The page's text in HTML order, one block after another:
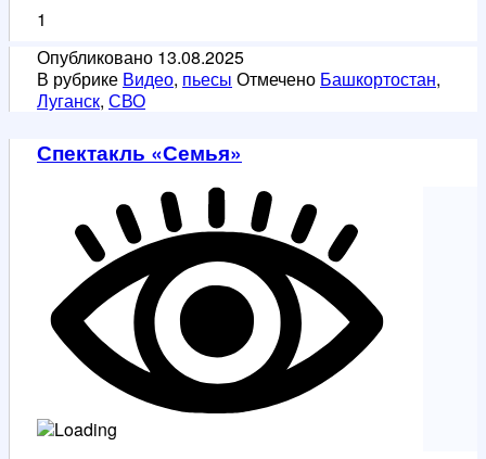
пьесу
«Женщины»
луганского
драматурга.
1
Опубликовано 13.08.2025
В рубрике Видео, пьесы Отмечено Башкортостан,
Луганск, СВО
Спектакль «Семья»